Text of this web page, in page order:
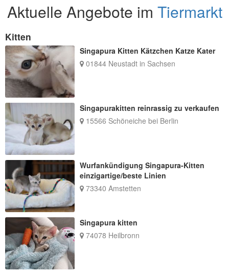
Aktuelle Angebote im Tiermarkt
Kitten
Singapura Kitten Kätzchen Katze Kater
01844 Neustadt in Sachsen
Singapurakitten reinrassig zu verkaufen
15566 Schöneiche bei Berlin
Wurfankündigung Singapura-Kitten
einzigartige/beste Linien
73340 Amstetten
Singapura kitten
74078 Heilbronn